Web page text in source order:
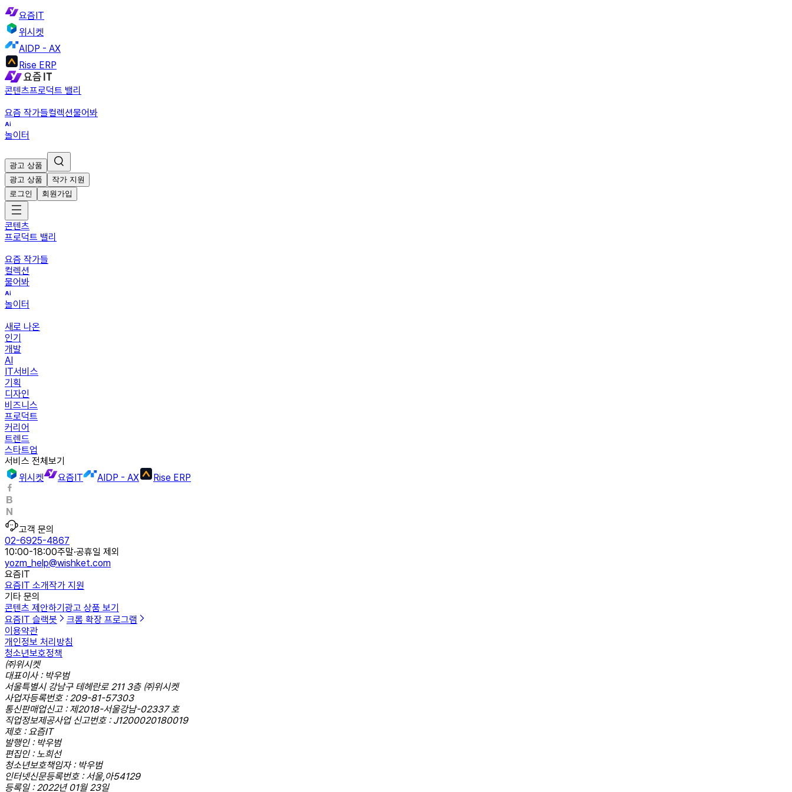
요즘IT
위시켓
AIDP - AX
Rise ERP
콘텐츠프로덕트 밸리
요즘 작가들컬렉션물어봐
놀이터
광고 상품
광고 상품
작가 지원
로그인
회원가입
콘텐츠
프로덕트 밸리
요즘 작가들
컬렉션
물어봐
놀이터
새로 나온
인기
개발
AI
IT서비스
기획
디자인
비즈니스
프로덕트
커리어
트렌드
스타트업
서비스 전체보기
위시켓
요즘IT AIDP - AX Rise ERP
고객 문의
02-6925-4867
10:00-18:00주말·공휴일 제외
yozm_help@wishket.com
요즘IT
요즘IT 소개작가 지원
기타 문의
콘텐츠 제안하기광고 상품 보기
요즘IT 슬랙봇
크롬 확장 프로그램
이용약관
개인정보 처리방침
청소년보호정책
㈜위시켓
대표이사 : 박우범
서울특별시 강남구 테헤란로 211 3층 ㈜위시켓
사업자등록번호 : 209-81-57303
통신판매업신고 : 제2018-서울강남-02337 호
직업정보제공사업 신고번호 : J1200020180019
제호 : 요즘IT
발행인 : 박우범
편집인 : 노희선
청소년보호책임자 : 박우범
인터넷신문등록번호 : 서울,아54129
등록일 : 2022년 01월 23일